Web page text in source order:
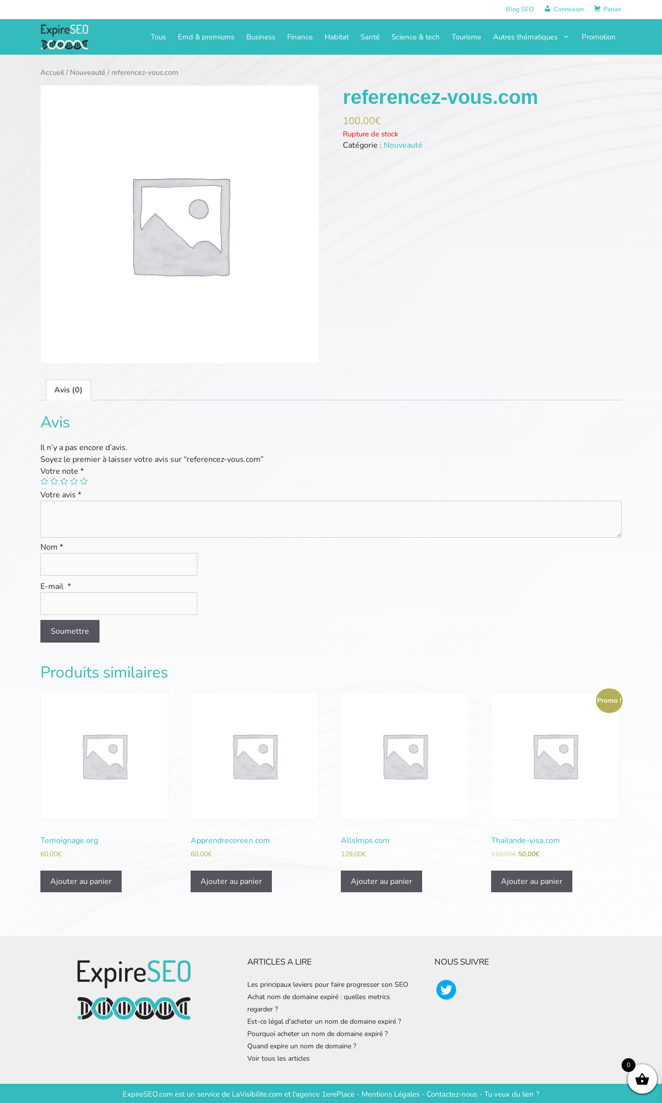
au
Blog SEO Connexion Panier
Tous Emd & premiums Business Finance Habitat Santé Science & tech Tourisme Autres thématiques Promotion
Accueil/ Nouveauté / referencez-vous.com
referencez-vous.com
100,00€
Rupture de stock
Catégorie : Nouveauté
Avis (0)
Avis
Il n’y a pas encore d’avis.
Soyez le premier à laisser votre avis sur “referencez-vous.com”
Votre note *
Votre avis *
Nom *
E-mail *
Produits similaires
Temoignage.org
60,00€
Ajouter au panier
Apprendrecoreen.com
60,00€
Ajouter au panier
AllsImps.com
129,00€
Ajouter au panier
Promo !
Thailande-visa.com
120,00€ 50,00€
Ajouter au panier
ARTICLES A LIRE
Les principaux leviers pour faire progresser son SEO
Achat nom de domaine expiré : quelles metrics
regarder ?
Est-ce légal d'acheter un nom de domaine expiré ?
Pourquoi acheter un nom de domaine expiré ?
Quand expire un nom de domaine ?
Voir tous les articles
NOUS SUIVRE
ExpireSEO.com est un service de LaVisibilite.com etl'agence 1erePlace - Mentions Légales - Contactez-nous - Tu veux du lien ?
0